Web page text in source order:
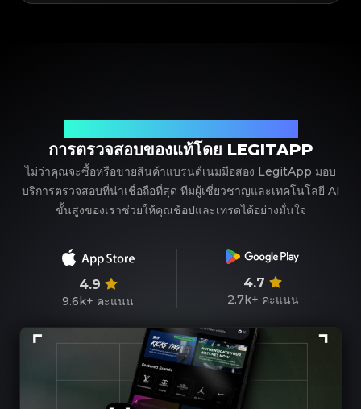
การตรวจสอบของแท้โดย LEGITAPP
ไม่ว่าคุณจะซื้อหรือขายสินค้าแบรนด์เนมมือสอง LegitApp มอบ
บริการตรวจสอบที่น่าเชื่อถือที่สุด ทีมผู้เชี่ยวชาญและเทคโนโลยี AI
ขั้นสูงของเราช่วยให้คุณช้อปและเทรดได้อย่างมั่นใจ
4.9
9.6k+ คะแนน
4.7
2.7k+ คะแนน